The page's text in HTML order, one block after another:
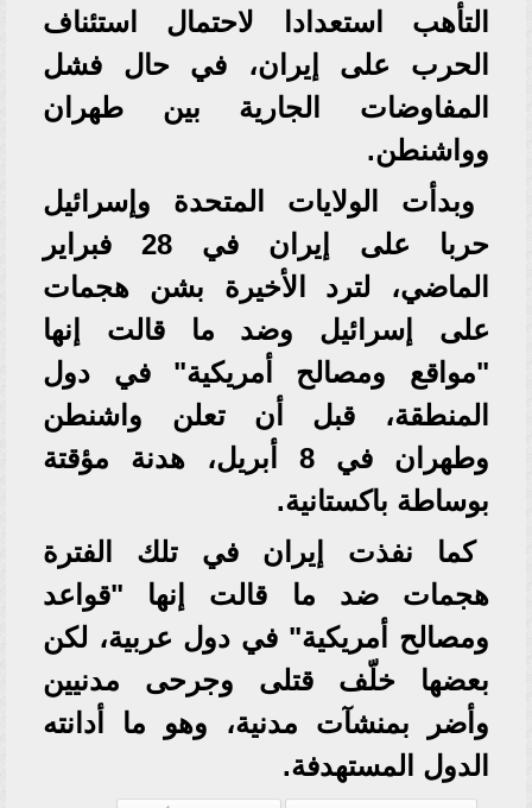
التأهب استعدادا لاحتمال استئناف
الحرب على إيران، في حال فشل
المفاوضات الجارية بين طهران
وواشنطن.
وبدأت الولايات المتحدة وإسرائيل
حربا على إيران في 28 فبراير
الماضي، لترد الأخيرة بشن هجمات
على إسرائيل وضد ما قالت إنها
"مواقع ومصالح أمريكية" في دول
المنطقة، قبل أن تعلن واشنطن
وطهران في 8 أبريل، هدنة مؤقتة
بوساطة باكستانية.
كما نفذت إيران في تلك الفترة
هجمات ضد ما قالت إنها "قواعد
ومصالح أمريكية" في دول عربية، لكن
بعضها خلّف قتلى وجرحى مدنيين
وأضر بمنشآت مدنية، وهو ما أدانته
الدول المستهدفة.